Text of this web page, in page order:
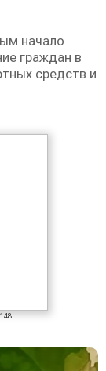
начало
граждан в
средств и